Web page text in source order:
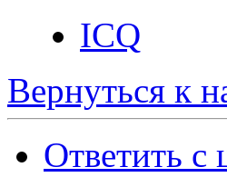
ICQ
Вернуться к
Ответить с